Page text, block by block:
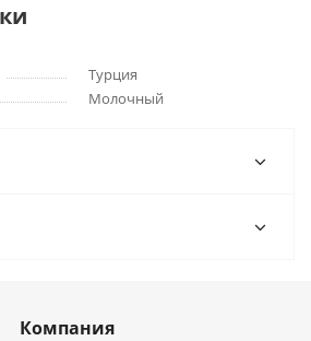
Турция
Молочный
Компания